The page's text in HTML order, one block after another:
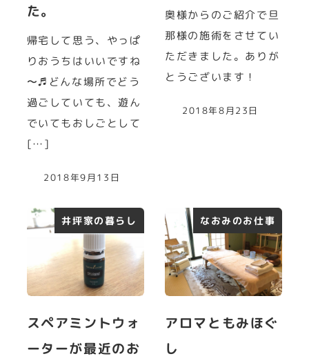
た。
帰宅して思う、やっぱ
りおうちはいいですね
〜♬どんな場所でどう
過ごしていても、遊ん
でいてもおしごとして
[…]
2018年9月13日
奥様からのご紹介で旦
那様の施術をさせてい
ただきました。ありが
とうございます！
2018年8月23日
井坪家の暮らし
スペアミントウォ
ーターが最近のお
なおみのお仕事
アロマともみほぐ
し